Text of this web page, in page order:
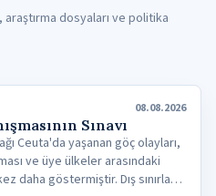
dosyaları ve politika
08.08.2026
Sınavı
Ceuta'da yaşanan göç olayları,
ve üye ülkeler arasındaki
daha göstermiştir. Dış sınırların